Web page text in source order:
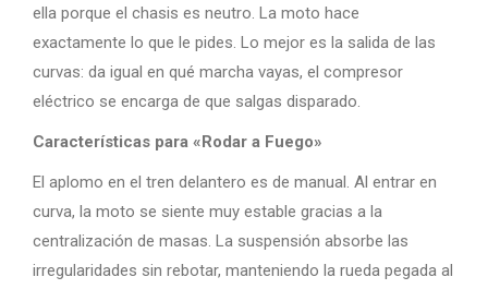
ella porque el chasis es neutro. La moto hace
exactamente lo que le pides. Lo mejor es la salida de las
curvas: da igual en qué marcha vayas, el compresor
eléctrico se encarga de que salgas disparado.
Características para «Rodar a Fuego»
El aplomo en el tren delantero es de manual. Al entrar en
curva, la moto se siente muy estable gracias a la
centralización de masas. La suspensión absorbe las
irregularidades sin rebotar, manteniendo la rueda pegada al